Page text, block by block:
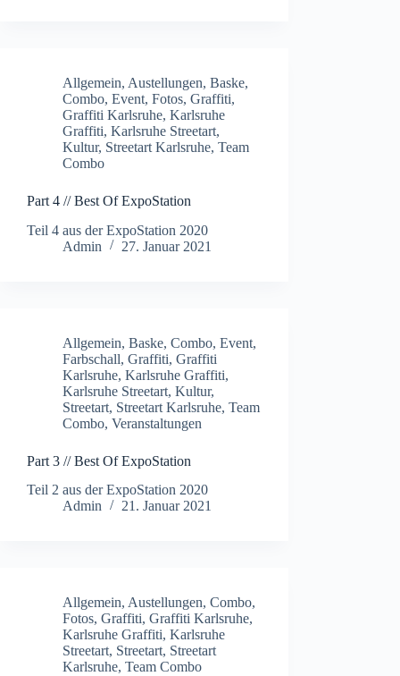
Allgemein, Austellungen, Baske,
Combo, Event, Fotos, Graffiti,
Graffiti Karlsruhe, Karlsruhe
Graffiti, Karlsruhe Streetart,
Kultur, Streetart Karlsruhe, Team
Combo
Part 4 // Best Of ExpoStation
Teil 4 aus der ExpoStation 2020
Admin
27. Januar 2021
Allgemein, Baske, Combo, Event,
Farbschall, Graffiti, Graffiti
Karlsruhe, Karlsruhe Graffiti,
Karlsruhe Streetart, Kultur,
Streetart, Streetart Karlsruhe, Team
Combo, Veranstaltungen
Part 3 // Best Of ExpoStation
Teil 2 aus der ExpoStation 2020
Admin
21. Januar 2021
Allgemein, Austellungen, Combo,
Fotos, Graffiti, Graffiti Karlsruhe,
Karlsruhe Graffiti, Karlsruhe
Streetart, Streetart, Streetart
Karlsruhe, Team Combo